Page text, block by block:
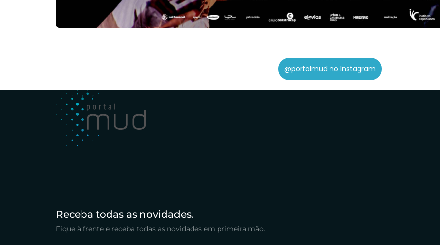
@portalmud no Instagram
Receba todas as novidades.
Fique à frente e receba todas as novidades em primeira mão.